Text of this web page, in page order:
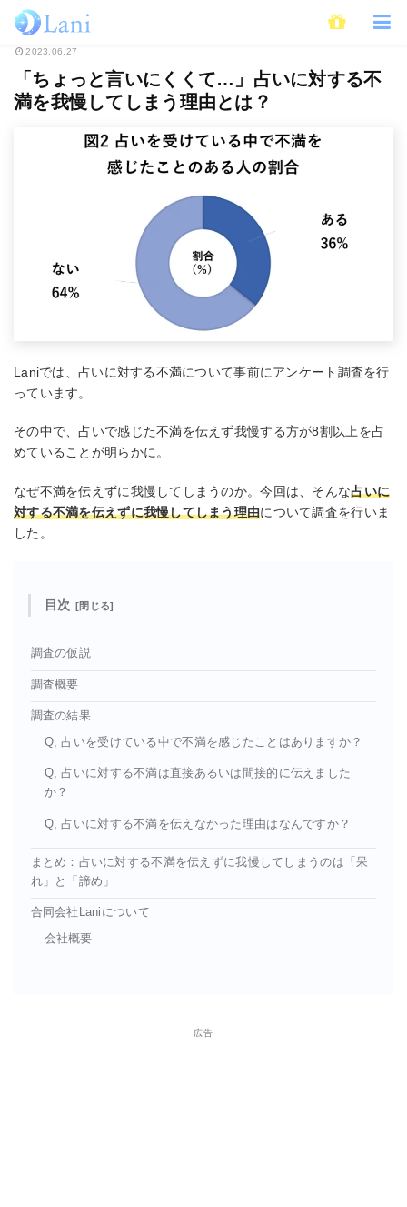
ホーム 占い 「ちょっと言いにくくて…」占いに対する不満を我慢してし
2023.06.27
「ちょっと言いにくくて…」占いに対する不
満を我慢してしまう理由とは？
Laniでは、占いに対する不満について事前にアンケート調査を行
っています。
その中で、占いで感じた不満を伝えず我慢する方が8割以上を占
めていることが明らかに。
なぜ不満を伝えずに我慢してしまうのか。今回は、そんな占いに
対する不満を伝えずに我慢してしまう理由について調査を行いま
した。
目次
調査の仮説
調査概要
調査の結果
Q, 占いを受けている中で不満を感じたことはありますか？
Q, 占いに対する不満は直接あるいは間接的に伝えました
か？
Q, 占いに対する不満を伝えなかった理由はなんですか？
まとめ：占いに対する不満を伝えずに我慢してしまうのは「呆
れ」と「諦め」
合同会社Laniについて
会社概要
広告